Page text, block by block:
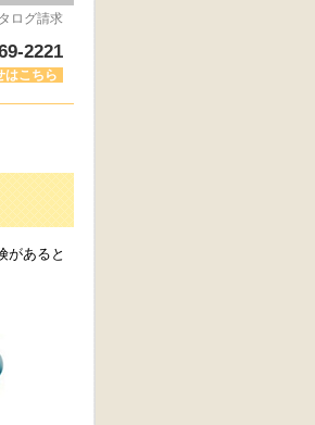
2221
はこちら
ログ請求
があると